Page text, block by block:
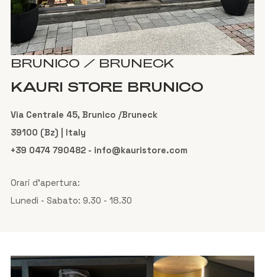
BRUNICO / BRUNECK
KAURI STORE BRUNICO
Via Centrale 45, Brunico /Bruneck
39100 (Bz) | Italy
+39 0474 790482 - info@kauristore.com
Orari d'apertura:
Lunedì - Sabato: 9.30 - 18.30